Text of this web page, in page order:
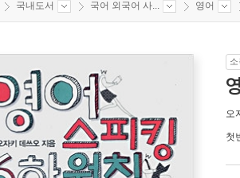
국내도서 국어 외국어 사... 영어
오
첫